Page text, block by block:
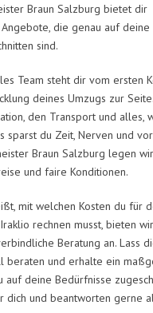
Braun Salzburg bietet dir
die genau auf
sind.
Team steht dir vom ersten
deines Umzugs zur
den Transport und alles,
sparst du Zeit, Nerven und
Braun Salzburg legen
und faire Konditionen.
mit welchen Kosten du für
rechnen musst, bieten
Beratung an. Lass
beraten und erhalte ein
auf deine Bedürfnisse
dich und beantworten gerne